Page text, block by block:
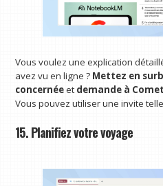
Vous voulez une explication
avez vu en ligne ? Mettez en
concernéeet demande à
Vous pouvez utiliser une invite
15. Planifiez votre voyage